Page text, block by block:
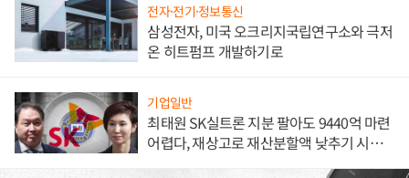
전자·전기·정보통신
삼성전자, 미국 오크리지국립연구소와 극저
온 히트펌프 개발하기로
기업일반
최태원 SK실트론 지분 팔아도 9440억 마련
어렵다, 재상고로 재산분할액 낮추기 시도